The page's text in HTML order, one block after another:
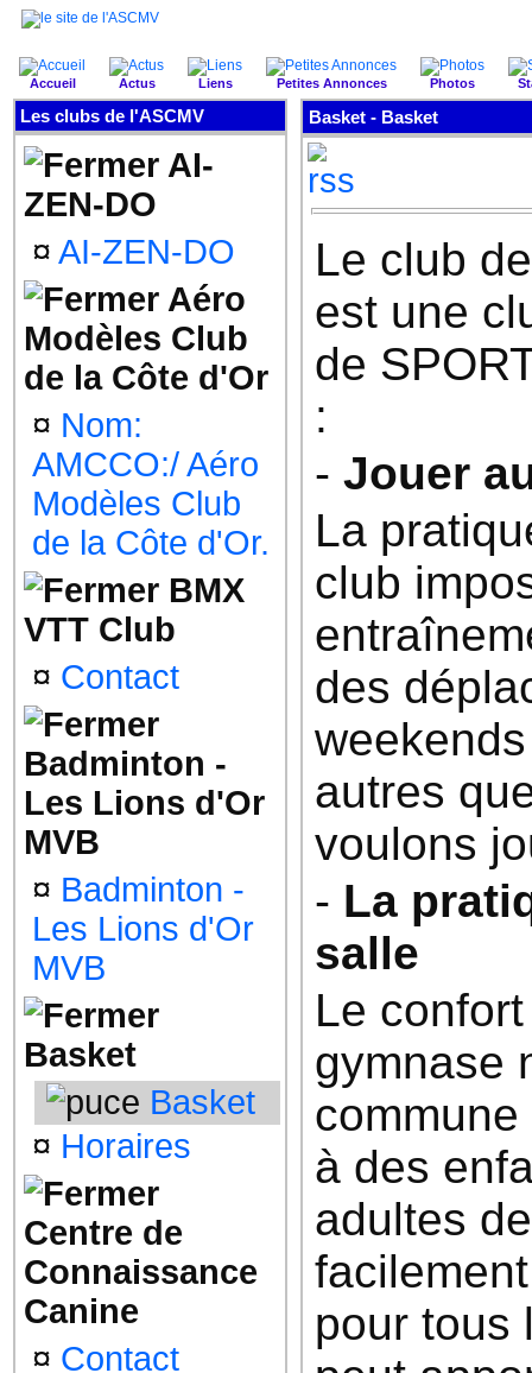
Accueil Actus Liens Petites Annonces Photos
Les clubs de l'ASCMV
AI-
ZEN-DO
¤ AI-ZEN-DO
Aéro
Modèles Club
de la Côte d'Or
¤ Nom:
AMCCO:/ Aéro
Modèles Club
de la Côte d'Or.
BMX
VTT Club
¤ Contact
Badminton -
Les Lions d'Or
MVB
¤ Badminton -
Les Lions d'Or
MVB
Basket
Basket
¤ Horaires
Centre de
Connaissance
Canine
¤ Contact
Basket - Basket
Le club
est une
de
:
- Jouer
La
club
des
autres
voulons
- La
salle
Le
gymnase
à des
adultes
pour tous